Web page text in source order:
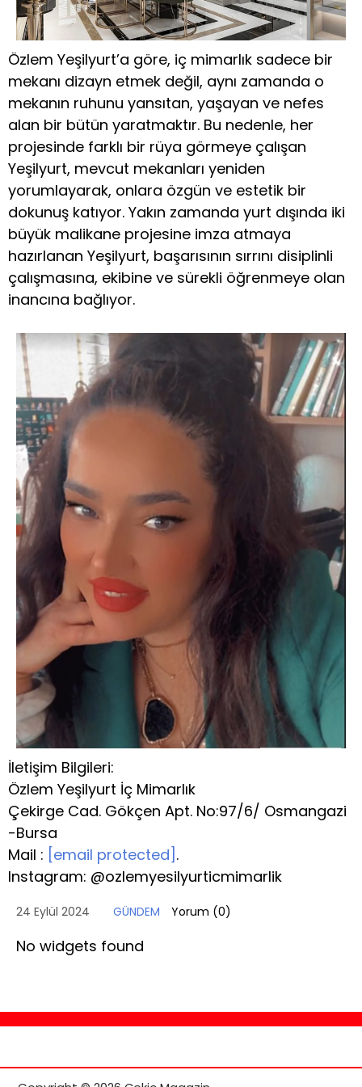
Özlem Yeşilyurt’a göre, iç mimarlık sadece bir
mekanı dizayn etmek değil, aynı zamanda o
mekanın ruhunu yansıtan, yaşayan ve nefes
alan bir bütün yaratmaktır. Bu nedenle, her
projesinde farklı bir rüya görmeye çalışan
Yeşilyurt, mevcut mekanları yeniden
yorumlayarak, onlara özgün ve estetik bir
dokunuş katıyor. Yakın zamanda yurt dışında iki
büyük malikane projesine imza atmaya
hazırlanan Yeşilyurt, başarısının sırrını disiplinli
çalışmasına, ekibine ve sürekli öğrenmeye olan
inancına bağlıyor.
İletişim Bilgileri:
Özlem Yeşilyurt İç Mimarlık
Çekirge Cad. Gökçen Apt. No:97/6/ Osmangazi
-Bursa
Mail : [email protected] .
Instagram: @ozlemyesilyurticmimarlik
24 Eylül 2024 GÜNDEM Yorum (0)
No widgets found